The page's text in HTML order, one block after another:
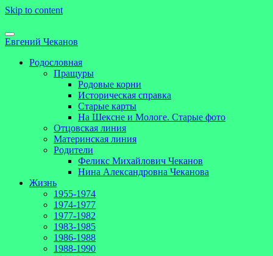
Skip to content
Евгений Чеканов
Родословная
Пращуры
Родовые корни
Историческая справка
Старые карты
На Шексне и Мологе. Старые фото
Отцовская линия
Материнская линия
Родители
Феликс Михайлович Чеканов
Нина Александровна Чеканова
Жизнь
1955-1974
1974-1977
1977-1982
1983-1985
1986-1988
1988-1990